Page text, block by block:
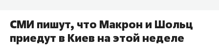
СМИ пишут, что Макрон и Шольц
приедут в Киев на этой неделе